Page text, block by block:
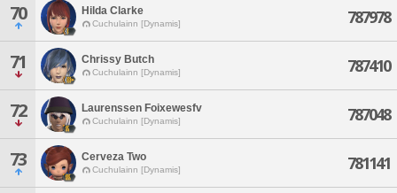
70 Hilda Clarke
Cuchulainn [Dynamis] 787978
71 Chrissy Butch
Cuchulainn [Dynamis] 787410
72 Laurenssen Foixewesfv
Cuchulainn [Dynamis] 787048
73 Cerveza Two
Cuchulainn [Dynamis] 781141